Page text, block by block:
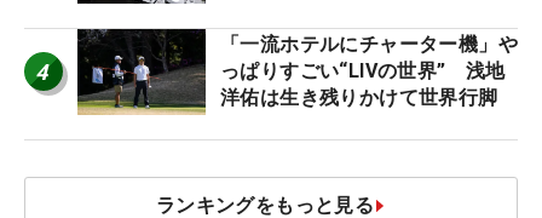
4
「一流ホテルにチャーター機」や
っぱりすごい“LIVの世界” 浅地
洋佑は生き残りかけて世界行脚
ランキングをもっと見る